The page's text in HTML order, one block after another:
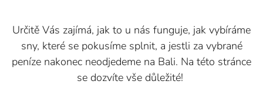
Určitě Vás zajímá, jak to u nás funguje, jak vybíráme
sny, které se pokusíme splnit, a jestli za vybrané
peníze nakonec neodjedeme na Bali. Na této stránce
se dozvíte vše důležité!